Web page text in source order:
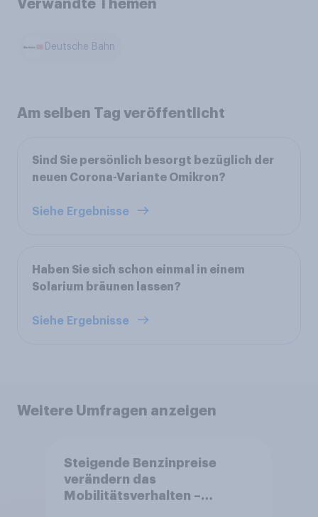
Verwandte Themen
Deutsche Bahn
Am selben Tag veröffentlicht
Sind Sie persönlich besorgt bezüglich der
neuen Corona-Variante Omikron?
Siehe Ergebnisse
Haben Sie sich schon einmal in einem
Solarium bräunen lassen?
Siehe Ergebnisse
Weitere Umfragen anzeigen
Steigende Benzinpreise
verändern das
Mobilitätsverhalten –